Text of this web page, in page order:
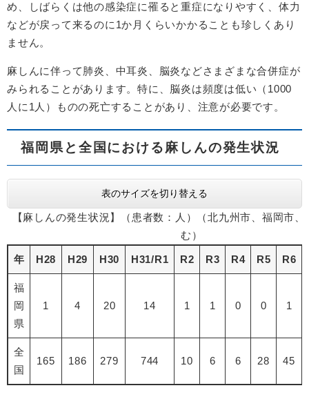
め、しばらくは他の感染症に罹ると重症になりやすく、体力
などが戻って来るのに1か月くらいかかることも珍しくあり
ません。
麻しんに伴って肺炎、中耳炎、脳炎などさまざまな合併症が
みられることがあります。特に、脳炎は頻度は低い（1000
人に1人）ものの死亡することがあり、注意が必要です。
福岡県と全国における麻しんの発生状況
表のサイズを切り替える
【麻しんの発生状況】（患者数：人）（北九州市、福岡市
む）
年 H28 H29 H30 H31/R1 R2 R3 R4 R5 R6
福
岡
県
1 4 20 14 1 1 0 0 1
全
国
165 186 279 744 10 6 6 28 45